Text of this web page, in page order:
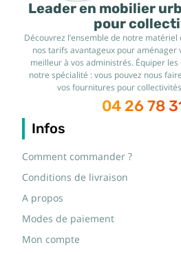
Leader en mobilier
pour
Découvrez l’ensemble de notre
nos tarifs avantageux pour aménager
meilleur à vos administrés. Équiper
notre spécialité : vous pouvez nous
vos fournitures pour
04 26 78
Infos
Comment commander ?
Conditions de livraison
A propos
Modes de paiement
Mon compte